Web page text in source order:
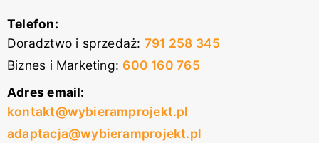
Telefon:
Doradztwo i sprzedaż: 791 258 345
Biznes i Marketing: 600 160 765
Adres email:
kontakt@wybieramprojekt.pl
adaptacja@wybieramprojekt.pl